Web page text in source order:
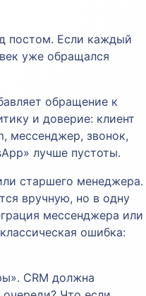
постом. Если каждый
уже обращался
обращение к
и доверие: клиент
мессенджер, звонок,
лучше пустоты.
старшего менеджера.
вручную, но в одну
мессенджера или
ошибка:
CRM должна